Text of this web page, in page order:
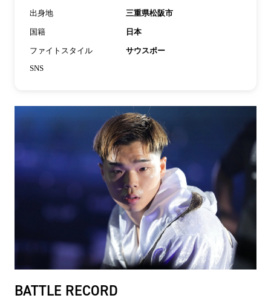
出身地 三重県松阪市
国籍 日本
ファイトスタイル サウスポー
SNS
BATTLE RECORD